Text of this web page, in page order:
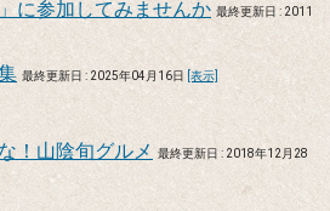
に参加してみませんか 最終更新日 : 2011
最終更新日 : 2025年04月16日 [表示]
！山陰旬グルメ 最終更新日 : 2018年12月28